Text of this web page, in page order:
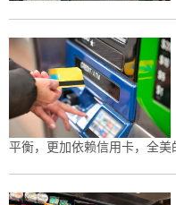
平衡，更加依赖信用卡，全美